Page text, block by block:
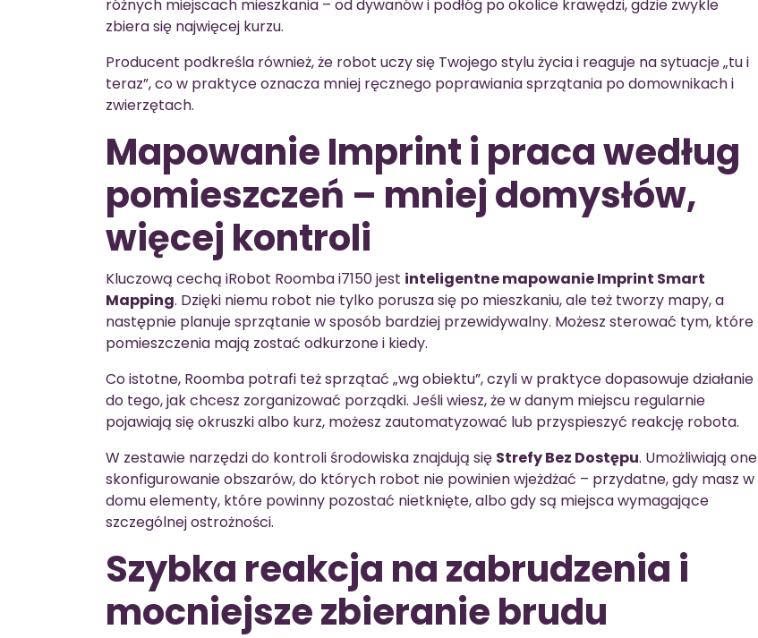
różnych miejscach mieszkania – od dywanów i podłóg po okolice krawędzi, gdzie zwykle
zbiera się najwięcej kurzu.
Producent podkreśla również, że robot uczy się Twojego stylu życia i reaguje na sytuacje „tu i
teraz”, co w praktyce oznacza mniej ręcznego poprawiania sprzątania po domownikach i
zwierzętach.
Mapowanie Imprint i praca według
pomieszczeń – mniej domysłów,
więcej kontroli
Kluczową cechą iRobot Roomba i7150 jest inteligentne mapowanie Imprint Smart
Mapping. Dzięki niemu robot nie tylko porusza się po mieszkaniu, ale też tworzy mapy, a
następnie planuje sprzątanie w sposób bardziej przewidywalny. Możesz sterować tym, które
pomieszczenia mają zostać odkurzone i kiedy.
Co istotne, Roomba potrafi też sprzątać „wg obiektu”, czyli w praktyce dopasowuje działanie
do tego, jak chcesz zorganizować porządki. Jeśli wiesz, że w danym miejscu regularnie
pojawiają się okruszki albo kurz, możesz zautomatyzować lub przyspieszyć reakcję robota.
W zestawie narzędzi do kontroli środowiska znajdują się Strefy Bez Dostępu. Umożliwiają one
skonfigurowanie obszarów, do których robot nie powinien wjeżdżać – przydatne, gdy masz w
domu elementy, które powinny pozostać nietknięte, albo gdy są miejsca wymagające
szczególnej ostrożności.
Szybka reakcja na zabrudzenia i
mocniejsze zbieranie brudu